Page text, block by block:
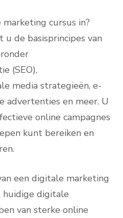
cursus in?
u de basisprincipes van
(SEO),
media strategieën, e-
advertenties en meer. U
online campagnes
kunt bereiken en
een digitale marketing
huidige digitale
van sterke online